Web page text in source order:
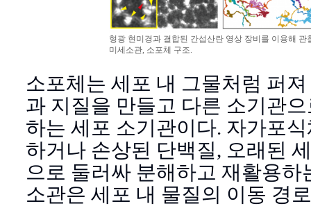
형광 현미경과 결합된 간섭산란 영상 장비를 이용해
미세소관, 소포체 구조.
소포체는 세포 내 그물처럼 퍼
과 지질을 만들고 다른 소기관
하는 세포 소기관이다. 자가포
하거나 손상된 단백질, 오래된
으로 둘러싸 분해하고 재활용
소관은 세포 내 물질의 이동 경